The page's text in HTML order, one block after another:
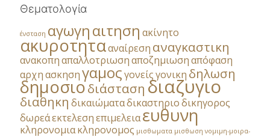
Θεματολογία
ένσταση αγωγηαιτηση ακίνητο
ακυροτητααναίρεση αναγκαστικη
ανακοπηαπαλλοτριωσηαποζημιωσηαπόφαση
αρχηασκησηγαμοςγονείςγονικη δηλωση
δημοσιοδιάσταση διαζυγιο
διαθηκη δικαιώματαδικαστηριοδικηγορος
δωρεάεκτελεσηεπιμελειαευθυνη
κληρονομιακληρονομος μισθωματα μισθωση νομιμη-μοιρα-